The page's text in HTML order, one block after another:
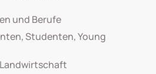
und Berufe
Studenten, Young